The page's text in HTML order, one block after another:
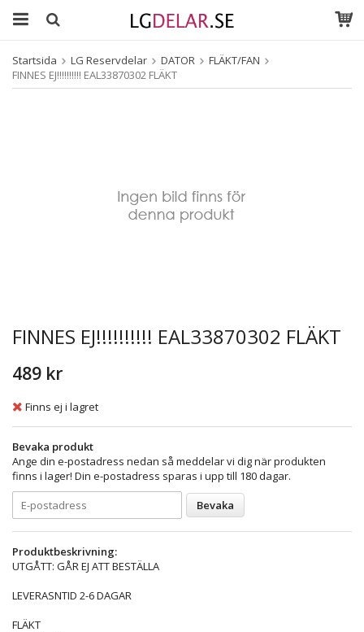
Startsida LG Reservdelar DATOR
FLÄKT/FAN
FINNES EJ!!!!!!!!!! EAL33870302 FLÄKT
FINNES EJ!!!!!!!!!! EAL33870302 FLÄKT
489 kr
Finns ej i lagret
Bevaka produkt
Ange din e-postadress nedan så meddelar vi dig när produkten
finns i lager! Din e-postadress sparas i upp till 180 dagar.
Bevaka
Produktbeskrivning:
UTGÅTT: GÅR EJ ATT BESTÄLLA
LEVERASNTID 2-6 DAGAR
FLÄKT